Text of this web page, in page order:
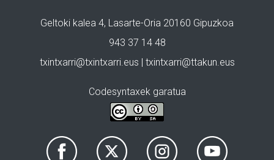
Geltoki kalea 4, Lasarte-Oria 20160 Gipuzkoa
943 37 14 48
txintxarri@txintxarri.eus | txintxarri@ttakun.eus
Codesyntaxek garatua